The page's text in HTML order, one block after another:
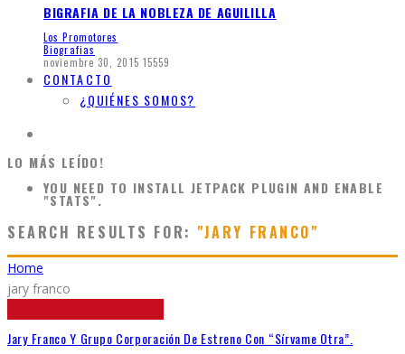
BIGRAFIA DE LA NOBLEZA DE AGUILILLA
Los Promotores
Biografias
noviembre 30, 2015 15559
CONTACTO
¿QUIÉNES SOMOS?
LO MÁS LEÍDO!
YOU NEED TO INSTALL JETPACK PLUGIN AND ENABLE
"STATS".
SEARCH RESULTS FOR: "JARY FRANCO"
Home
jary franco
Jary Franco Y Grupo Corporación De Estreno Con “Sírvame Otra”.